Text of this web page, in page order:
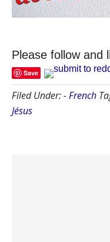
Please follow and
Save
Filed Under:- French
Jésus